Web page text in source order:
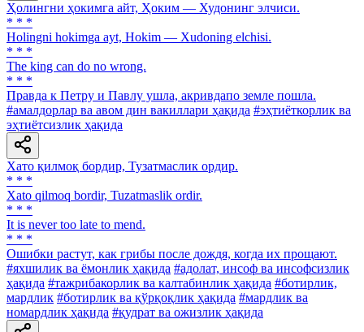
Ҳолингни ҳокимга айт, Ҳоким — Худонинг элчиси.
* * *
Holingni hokimga ayt, Hokim — Xudoning elchisi.
* * *
The king can do no wrong.
* * *
Правда к Петру и Павлу ушла, акривдапо земле пошла.
#амалдорлар ва авом дин вакиллари ҳақида #эҳтиёткорлик ва
эҳтиётсизлик ҳақида
Хато қилмоқ бордир, Тузатмаслик ордир.
* * *
Xato qilmoq bordir, Tuzatmaslik ordir.
* * *
It is never too late to mend.
* * *
Ошибки растут, как грибы после дождя, когда их прощают.
#яхшилик ва ёмонлик ҳақида #адолат, инсоф ва инсофсизлик
ҳақида #тажрибакорлик ва калтабинлик ҳақида #ботирлик,
мардлик #ботирлик ва қўрқоқлик ҳақида #мардлик ва
номардлик ҳақида #қудрат ва ожизлик ҳақида